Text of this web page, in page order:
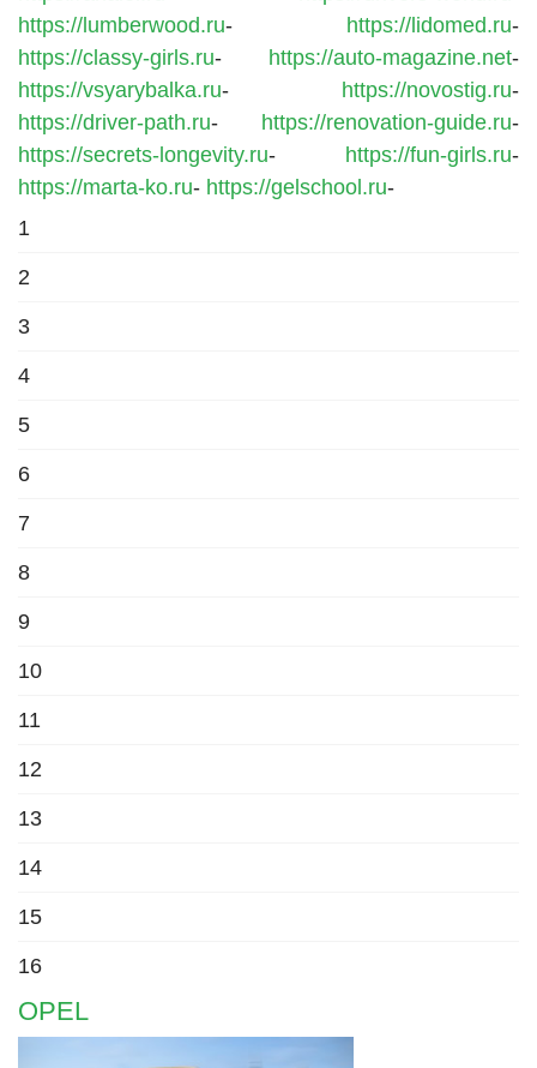
https://lumberwood.ru- https://lidomed.ru-
https://classy-girls.ru- https://auto-magazine.net-
https://vsyarybalka.ru- https://novostig.ru-
https://driver-path.ru- https://renovation-guide.ru-
https://secrets-longevity.ru- https://fun-girls.ru-
https://marta-ko.ru- https://gelschool.ru-
1
2
3
4
5
6
7
8
9
10
11
12
13
14
15
16
OPEL